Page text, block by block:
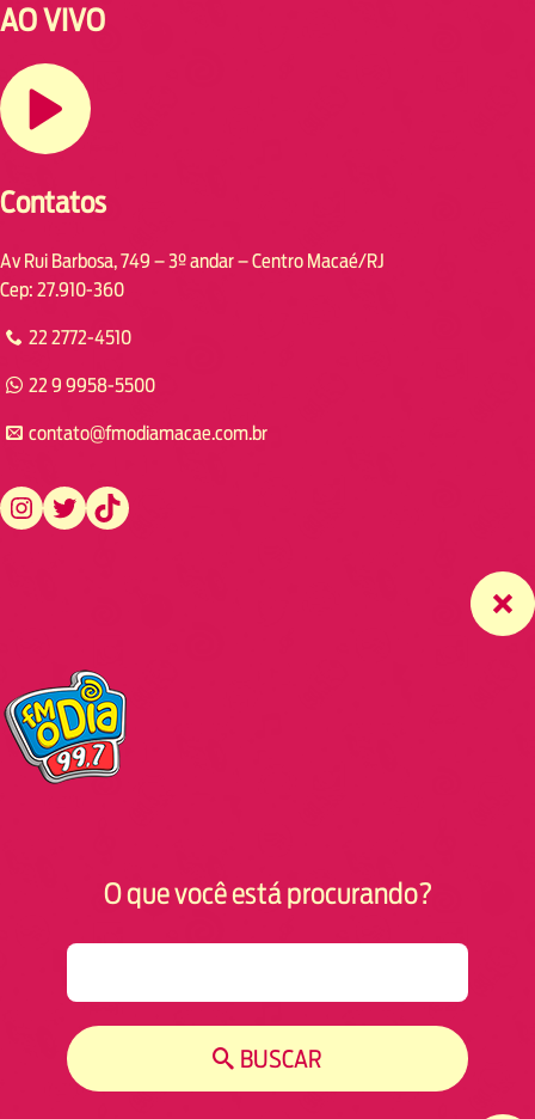
AO VIVO
Contatos
Av Rui Barbosa, 749 – 3º andar – Centro Macaé/RJ
Cep: 27.910-360
22 2772-4510
22 9 9958-5500
contato@fmodiamacae.com.br
https://www.instagram.com/fmodia.macae/ https://twitter.com/fmodia.macae/ https://www.tiktok.com/@fmodia.macae
O que você está procurando?
BUSCAR